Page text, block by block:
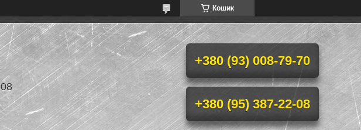
Кошик
+380 (93) 008-79-70
+380 (95) 387-22-08